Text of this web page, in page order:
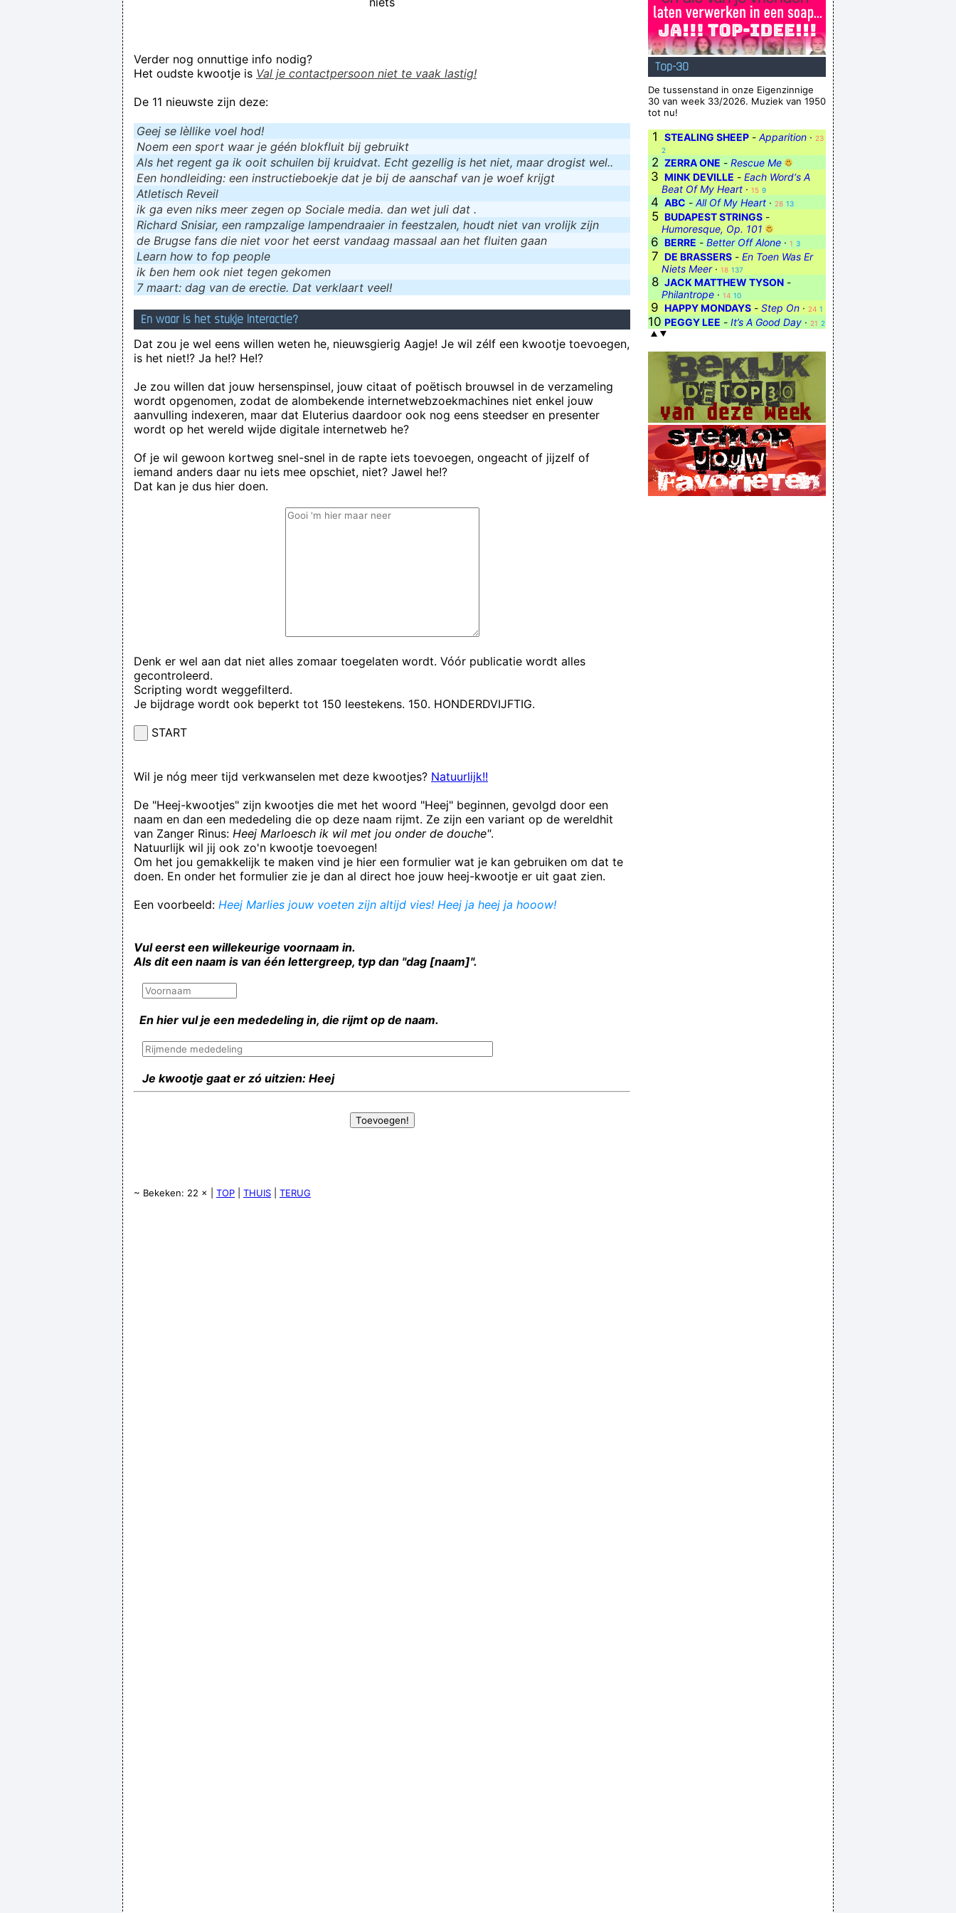
Verder nog onnuttige info nodig?
Het oudste kwootje is Val je contactpersoon niet te vaak lastig!
De 11 nieuwste zijn deze:
Geej se lèllike voel hod!
Noem een sport waar je géén blokfluit bij gebruikt
Als het regent ga ik ooit schuilen bij kruidvat. Echt gezellig is het niet, maar drogist wel..
Een hondleiding: een instructieboekje dat je bij de aanschaf van je woef krijgt
Atletisch Reveil
ik ga even niks meer zegen op Sociale media. dan wet juli dat .
Richard Snisiar, een rampzalige lampendraaier in feestzalen, houdt niet van vrolijk zijn
de Brugse fans die niet voor het eerst vandaag massaal aan het fluiten gaan
Learn how to fop people
ik ɓen hem ook niet tegen gekomen
7 maart: dag van de erectie. Dat verklaart veel!
En waar is het stukje interactie?
Dat zou je wel eens willen weten he, nieuwsgierig Aagje! Je wil zélf een kwootje toevoegen,
is het niet!? Ja he!? He!?
Je zou willen dat jouw hersenspinsel, jouw citaat of poëtisch brouwsel in de verzameling
wordt opgenomen, zodat de alombekende internetwebzoekmachines niet enkel jouw
aanvulling indexeren, maar dat Eluterius daardoor ook nog eens steedser en presenter
wordt op het wereld wijde digitale internetweb he?
Of je wil gewoon kortweg snel-snel in de rapte iets toevoegen, ongeacht of jijzelf of
iemand anders daar nu iets mee opschiet, niet? Jawel he!?
Dat kan je dus hier doen.
Denk er wel aan dat niet alles zomaar toegelaten wordt. Vóór publicatie wordt alles
gecontroleerd.
Scripting wordt weggefilterd.
Je bijdrage wordt ook beperkt tot 150 leestekens. 150. HONDERDVIJFTIG.
START
Wil je nóg meer tijd verkwanselen met deze kwootjes? Natuurlijk!!
De "Heej-kwootjes" zijn kwootjes die met het woord "Heej" beginnen, gevolgd door een
naam en dan een mededeling die op deze naam rijmt. Ze zijn een variant op de wereldhit
van Zanger Rinus: Heej Marloesch ik wil met jou onder de douche".
Natuurlijk wil jij ook zo'n kwootje toevoegen!
Om het jou gemakkelijk te maken vind je hier een formulier wat je kan gebruiken om dat te
doen. En onder het formulier zie je dan al direct hoe jouw heej-kwootje er uit gaat zien.
Een voorbeeld: Heej Marlies jouw voeten zijn altijd vies! Heej ja heej ja hooow!
Vul eerst een willekeurige voornaam in.
Als dit een naam is van één lettergreep, typ dan "dag [naam]".
En hier vul je een mededeling in, die rijmt op de naam.
Je kwootje gaat er zó uitzien: Heej
~ Bekeken: 22 × | TOP THUIS TERUG
Top-30
De tussenstand in onze Eigenzinnige
30 van week 33/2026. Muziek van 1950
tot nu!
1 STEALING SHEEP - Apparition · 23
2
2 ZERRA ONE - Rescue Me
3 MINK DEVILLE - Each Word‘s A
Beat Of My Heart · 15 9
4 ABC - All Of My Heart · 28 13
5 BUDAPEST STRINGS -
Humoresque, Op. 101
6 BERRE - Better Off Alone · 1 3
7 DE BRASSERS - En Toen Was Er
Niets Meer· 18 137
8 JACK MATTHEW TYSON -
Philantrope · 14 10
9 HAPPY MONDAYS - Step On · 24 1
10 PEGGY LEE - It’s A Good Day · 21 2